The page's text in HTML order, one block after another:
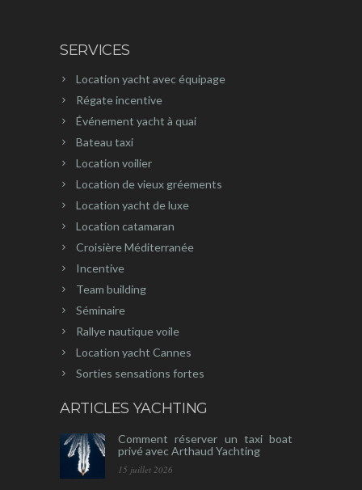
SERVICES
Location yacht avec équipage
Régate incentive
Événement yacht à quai
Bateau taxi
Location voilier
Location de vieux gréements
Location yacht de luxe
Location catamaran
Croisière Méditerranée
Incentive
Team building
Séminaire
Rallye nautique voile
Location yacht Cannes
Sorties sensations fortes
ARTICLES YACHTING
Comment réserver un taxi boat
privé avec Arthaud Yachting
15 juillet 2026